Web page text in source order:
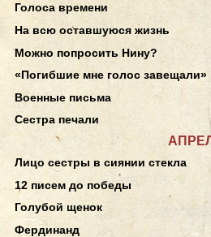
Голоса времени
На всю оставшуюся жизнь
Можно попросить Нину?
«Погибшие мне голос завещали»
Военные письма
Сестра печали
Лицо сестры в сиянии стекла
12 писем до победы
Голубой щенок
Фердинанд